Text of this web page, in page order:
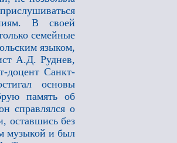
В своей
семейные
языком,
А.Д. Руднев,
доцент Санкт-
основы
память об
справлялся о
оставшись без
музыкой и был